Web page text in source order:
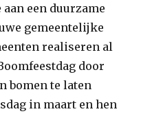
een duurzame
gemeentelijke
realiseren al
door
bomen te laten
in maart en hen